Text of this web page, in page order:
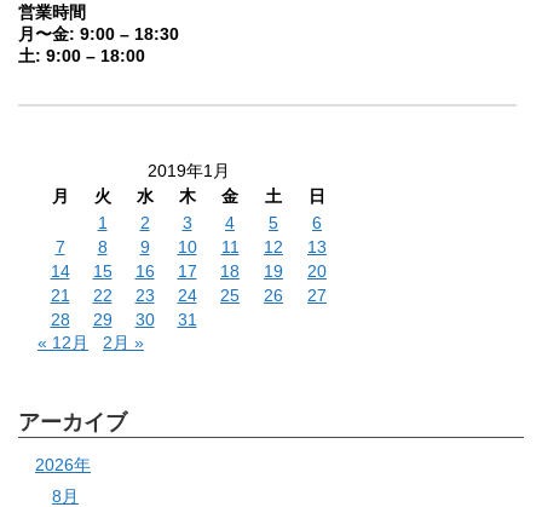
営業時間
月〜金: 9:00 – 18:30
土: 9:00 – 18:00
2019年1月
月
火 水 木 金 土
日
1
2 3 4 5
6
7
8 9 10 11 12
13
14
15 16 17 18 19
20
21
22 23 24 25 26
27
28
29 30
31
« 12月
2月 »
アーカイブ
2026年
8月